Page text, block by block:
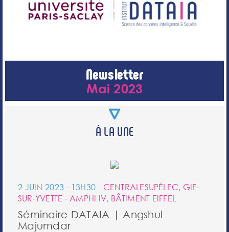
Newsletter
Mai 2023
À LA UNE
2 JUIN 2023 - 13H30
CENTRALESUPÉLEC, GIF-
SUR-YVETTE - AMPHI IV, BÂTIMENT EIFFEL
Séminaire DATAIA | Angshul
Majumdar